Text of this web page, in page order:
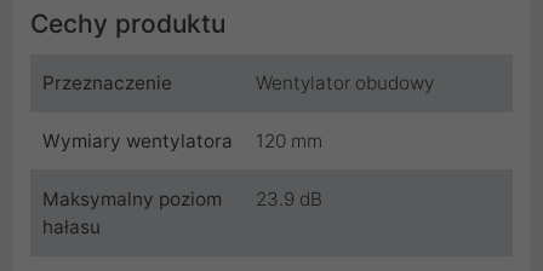
Cechy produktu
Przeznaczenie Wentylator obudowy
Wymiary wentylatora 120 mm
Maksymalny poziom
hałasu
23.9 dB